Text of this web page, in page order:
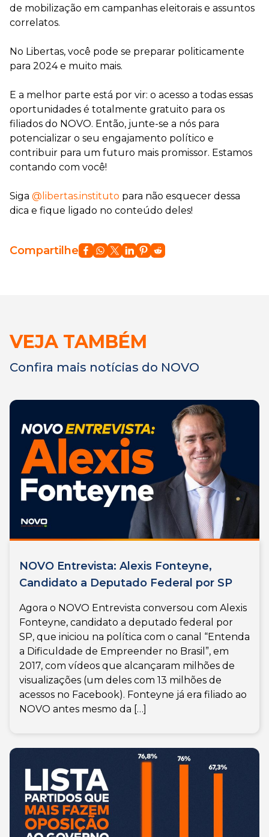
de mobilização em campanhas eleitorais e assuntos
correlatos.
No Libertas, você pode se preparar politicamente
para 2024 e muito mais.
E a melhor parte está por vir: o acesso a todas essas
oportunidades é totalmente gratuito para os
filiados do NOVO. Então, junte-se a nós para
potencializar o seu engajamento político e
contribuir para um futuro mais promissor. Estamos
contando com você!
Siga @libertas.instituto para não esquecer dessa
dica e fique ligado no conteúdo deles!
Compartilhe
VEJA TAMBÉM
Confira mais notícias do NOVO
NOVO Entrevista: Alexis Fonteyne,
Candidato a Deputado Federal por SP
Agora o NOVO Entrevista conversou com Alexis
Fonteyne, candidato a deputado federal por
SP, que iniciou na política com o canal “Entenda
a Dificuldade de Empreender no Brasil”, em
2017, com vídeos que alcançaram milhões de
visualizações (um deles com 13 milhões de
acessos no Facebook). Fonteyne já era filiado ao
NOVO antes mesmo da […]